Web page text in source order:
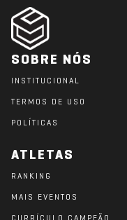
SOBRE NÓS
INSTITUCIONAL
TERMOS DE USO
POLÍTICAS
ATLETAS
RANKING
MAIS EVENTOS